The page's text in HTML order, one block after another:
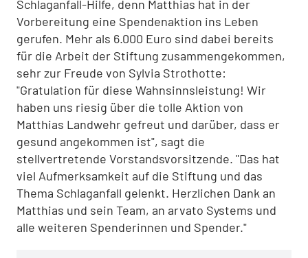
Schlaganfall-Hilfe, denn Matthias hat in der
Vorbereitung eine Spendenaktion ins Leben
gerufen. Mehr als 6.000 Euro sind dabei bereits
für die Arbeit der Stiftung zusammengekommen,
sehr zur Freude von Sylvia Strothotte:
"Gratulation für diese Wahnsinnsleistung! Wir
haben uns riesig über die tolle Aktion von
Matthias Landwehr gefreut und darüber, dass er
gesund angekommen ist", sagt die
stellvertretende Vorstandsvorsitzende. "Das hat
viel Aufmerksamkeit auf die Stiftung und das
Thema Schlaganfall gelenkt. Herzlichen Dank an
Matthias und sein Team, an arvato Systems und
alle weiteren Spenderinnen und Spender."